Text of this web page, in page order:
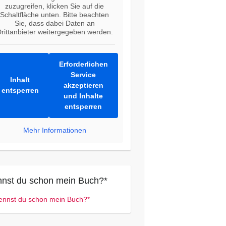
zuzugreifen, klicken Sie auf die
Schaltfläche unten. Bitte beachten
Sie, dass dabei Daten an
weitergegeben werden.
Inhalt
entsperren
Erforderlichen
Service
akzeptieren
und Inhalte
entsperren
Mehr Informationen
du schon mein Buch?*